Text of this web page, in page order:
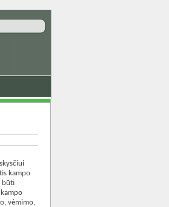
kampo
būti
vėmimo,